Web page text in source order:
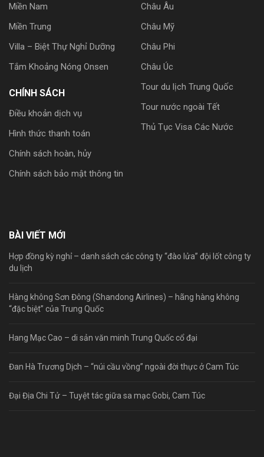
Miền Nam
Miền Trung
Villa – Biệt Thự Nghỉ Dưỡng
Tắm Khoảng Nóng Onsen
CHÍNH SÁCH
Điều khoản dịch vụ
Hình thức thanh toán
Chính sách hoàn, hủy
Chính sách bảo mật thông tin
Châu Âu
Châu Mỹ
Châu Phi
Châu Úc
Tour du lịch Trung Quốc
Tour nước ngoài Tết
Thủ Tục Visa Các Nước
BÀI VIẾT MỚI
Hợp đồng kỳ nghỉ – danh sách các công ty “đào lửa” đội lốt công ty
du lịch
Hàng không Sơn Đông (Shandong Airlines) – hãng hàng không
“đặc biệt” của Trung Quốc
Hang Mạc Cao – di sản văn minh Trung Quốc cổ đại
Đan Hà Trương Dịch – “núi cầu vồng” ngoài đời thực ở Cam Túc
Đại Địa Chi Tử – Tuyệt tác giữa sa mạc Gobi, Cam Túc